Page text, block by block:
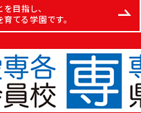
目指し、
てる学園です。